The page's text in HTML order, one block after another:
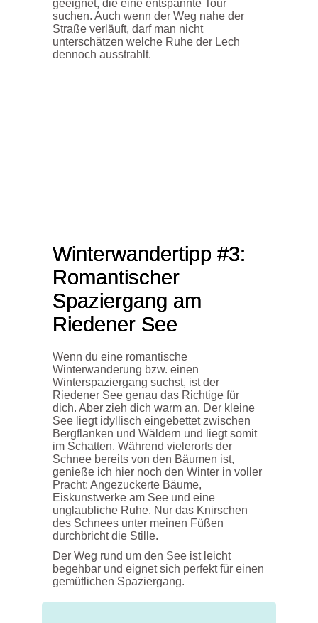
geeignet, die eine entspannte Tour
suchen. Auch wenn der Weg nahe der
Straße verläuft, darf man nicht
unterschätzen welche Ruhe der Lech
dennoch ausstrahlt.
Winterwandertipp #3:
Romantischer
Spaziergang am
Riedener See
Wenn du eine romantische
Winterwanderung bzw. einen
Winterspaziergang suchst, ist der
Riedener See genau das Richtige für
dich. Aber zieh dich warm an. Der kleine
See liegt idyllisch eingebettet zwischen
Bergflanken und Wäldern und liegt somit
im Schatten. Während vielerorts der
Schnee bereits von den Bäumen ist,
genieße ich hier noch den Winter in voller
Pracht: Angezuckerte Bäume,
Eiskunstwerke am See und eine
unglaubliche Ruhe. Nur das Knirschen
des Schnees unter meinen Füßen
durchbricht die Stille.
Der Weg rund um den See ist leicht
begehbar und eignet sich perfekt für einen
gemütlichen Spaziergang.